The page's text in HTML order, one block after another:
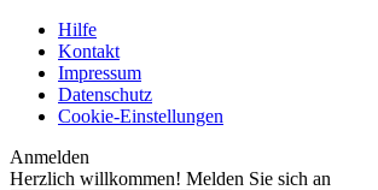
Hilfe
Kontakt
Impressum
Datenschutz
Cookie-Einstellungen
Anmelden
Herzlich willkommen! Melden Sie sich an